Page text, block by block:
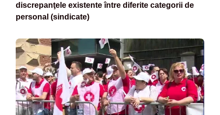
discrepanţele existente între diferite categorii de
personal (sindicate)